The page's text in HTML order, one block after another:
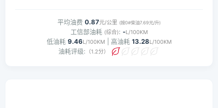
平均油费 0.87元/公里 (按0#柴油7.69元/升)
工信部油耗 (综合): -L/100KM
低油耗 9.46L/100KM | 高油耗 13.28L/100KM
油耗评级: （1.2分）